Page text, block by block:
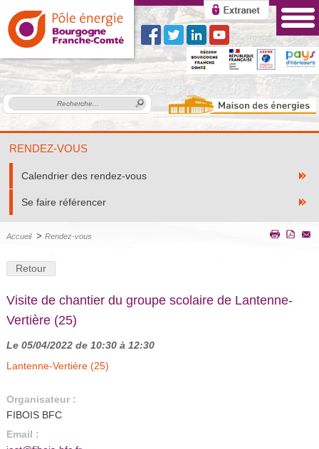
RENDEZ-VOUS
Calendrier des rendez-vous
Se faire référencer
Accueil > Rendez-vous
Retour
Visite de chantier du groupe scolaire de Lantenne-
Vertière (25)
Le 05/04/2022 de 10:30 à 12:30
Lantenne-Vertière (25)
Organisateur :
FIBOIS BFC
Email :